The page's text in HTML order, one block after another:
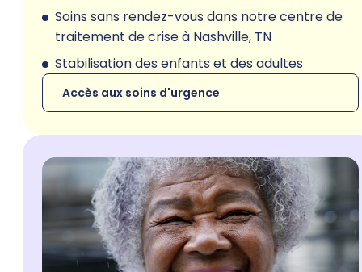
Soins sans rendez-vous dans notre centre de
traitement de crise à Nashville, TN
Stabilisation des enfants et des adultes
Accès aux soins d'urgence